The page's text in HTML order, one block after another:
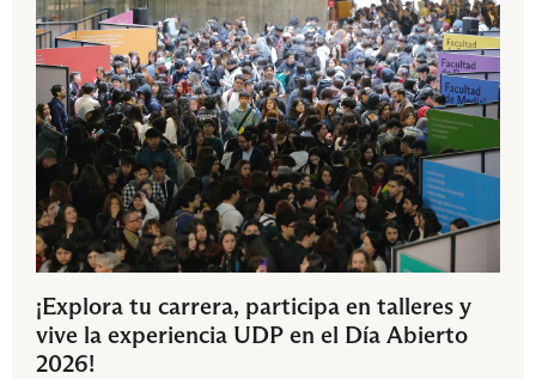
¡Explora tu carrera, participa en talleres y
vive la experiencia UDP en el Día Abierto
2026!